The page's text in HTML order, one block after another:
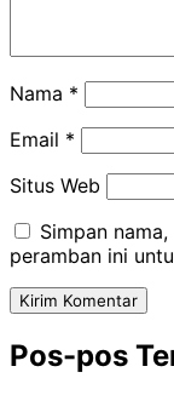
Nama *
Email *
Situs Web
Simpan
peramban ini
Pos-pos